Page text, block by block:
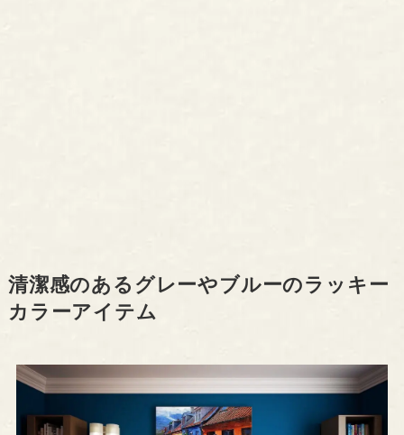
清潔感のあるグレーやブルーのラッキー
カラーアイテム